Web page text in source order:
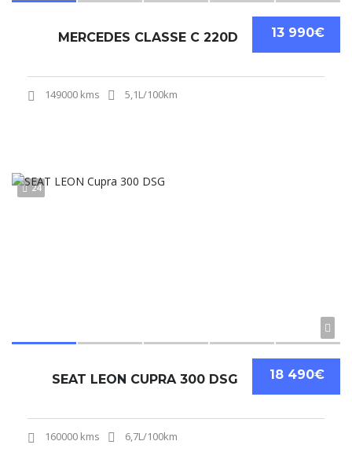
13 990€
MERCEDES CLASSE C 220D
149000 kms 5,1L/100km
24
18 490€
SEAT LEON CUPRA 300 DSG
160000 kms 6,7L/100km